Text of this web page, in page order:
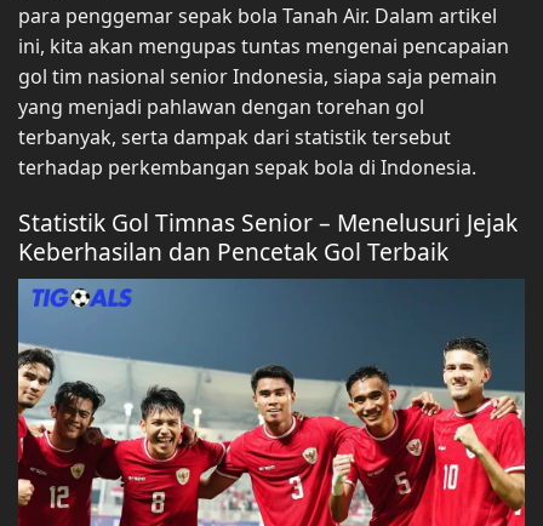
para penggemar sepak bola Tanah Air. Dalam artikel
ini, kita akan mengupas tuntas mengenai pencapaian
gol tim nasional senior Indonesia, siapa saja pemain
yang menjadi pahlawan dengan torehan gol
terbanyak, serta dampak dari statistik tersebut
terhadap perkembangan sepak bola di Indonesia.
Statistik Gol Timnas Senior – Menelusuri Jejak
Keberhasilan dan Pencetak Gol Terbaik